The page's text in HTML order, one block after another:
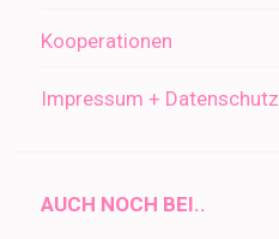
Kooperationen
Impressum + Datenschutz
AUCH NOCH BEI..